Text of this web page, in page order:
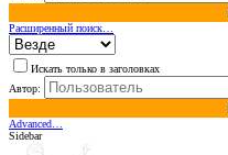
Расширенный поиск…
Искать только в заголовках
Автор:
Advanced…
Sidebar